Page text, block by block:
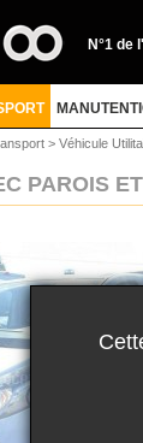
N°1 de
> Véhicule
PAROIS